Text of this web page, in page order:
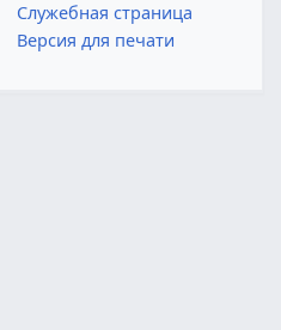
Служебная страница
Версия для печати